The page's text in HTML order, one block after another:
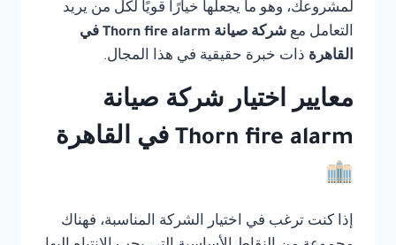
لمشروعك، وهو ما يجعلها خيارًا قويًا لكل من يريد
التعامل مع
شركة صيانة Thorn fire alarm في
القاهرة ذات خبرة حقيقية في هذا المجال.
معايير اختيار شركة صيانة
Thorn fire alarm في القاهرة
إذا كنت ترغب في اختيار الشركة المناسبة، فهناك